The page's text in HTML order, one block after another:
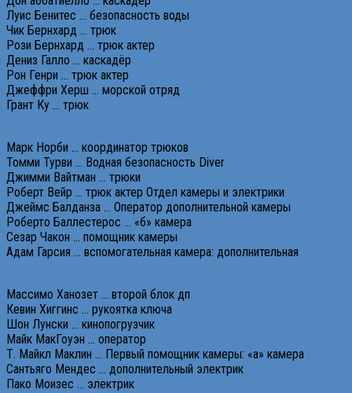
Луис Бенитес … безопасность воды
Чик Бернхард … трюк
Рози Бернхард … трюк актер
Дениз Галло … каскадёр
Рон Генри … трюк актер
Джеффри Херш … морской отряд
Грант Ку … трюк
Марк Норби … координатор трюков
Томми Турви … Водная безопасность Diver
Джимми Вайтман … трюки
Роберт Вейр … трюк актер Отдел камеры и электрики
Джеймс Балданза … Оператор дополнительной камеры
Роберто Баллестерос … «б» камера
Сезар Чакон … помощник камеры
Адам Гарсия … вспомогательная камера: дополнительная
Массимо Ханозет … второй блок дп
Кевин Хиггинс … рукоятка ключа
Шон Лунски … кинопогрузчик
Майк МакГоуэн … оператор
Т. Майкл Маклин … Первый помощник камеры: «а» камера
Сантьяго Мендес … дополнительный электрик
Пако Моизес … электрик